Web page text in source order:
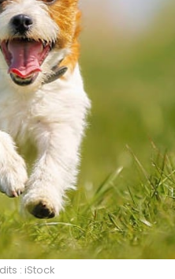
: iStock